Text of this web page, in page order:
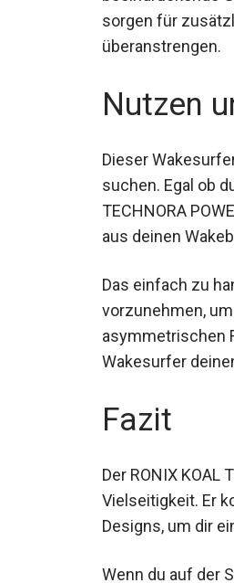
sorgen für
überanstrengen.
Nutzen
Dieser
suchen. Egal ob
KOAL
das Beste aus
Das einfach zu
vorzunehmen,
asymmetrischen
Wakesurfer
Fazit
Der RONIX KOAL
Vielseitigkeit. Er
Board-Designs,
Wenn du auf der